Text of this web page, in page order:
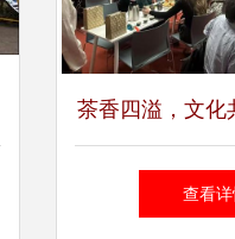
茶香四溢，文
茶道文化走进希
查看